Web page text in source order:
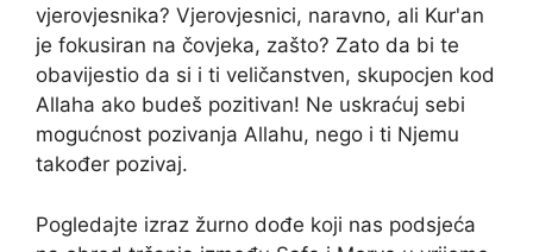
vjerovjesnika? Vjerovjesnici, naravno, ali Kur'an
je fokusiran na čovjeka, zašto? Zato da bi te
obavijestio da si i ti veličanstven, skupocjen kod
Allaha ako budeš pozitivan! Ne uskraćuj sebi
mogućnost pozivanja Allahu, nego i ti Njemu
također pozivaj.
Pogledajte izraz žurno dođe koji nas podsjeća